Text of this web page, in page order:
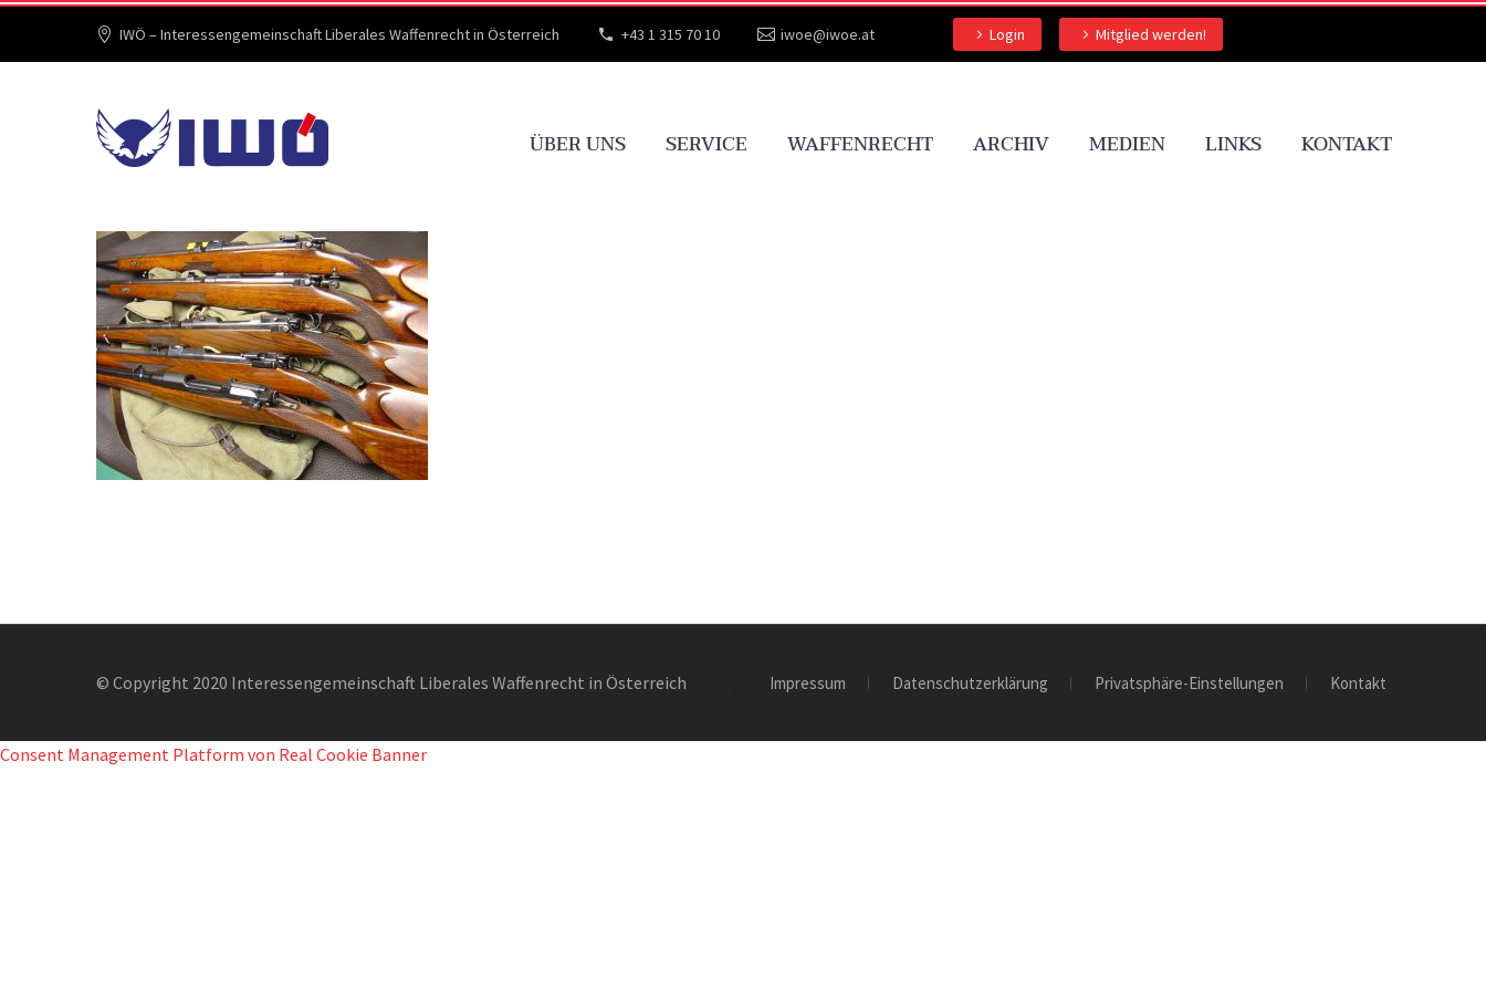
IWÖ – Interessengemeinschaft Liberales Waffenrecht in Österreich +43 1 315 70 10 iwoe@iwoe.at Login Mitglied werden!
ÜBER UNS SERVICE WAFFENRECHT ARCHIV MEDIEN LINKS KONTAKT
© Copyright 2020 Interessengemeinschaft Liberales Waffenrecht in Österreich Impressum Datenschutzerklärung Privatsphäre-Einstellungen Kontakt
Consent Management Platform von Real Cookie Banner